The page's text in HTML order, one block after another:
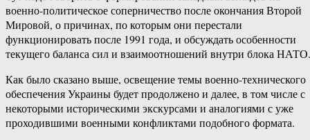
военно-политическое соперничество после окончания Второй
Мировой, о причинах, по которым они перестали
функционировать после 1991 года, и обсуждать особенности
текущего баланса сил и взаимоотношений внутри блока НАТО.
Как было сказано выше, освещение темы военно-технического
обеспечения Украины будет продолжено и далее, в том числе с
некоторыми историческими экскурсами и аналогиями с уже
проходившими военными конфликтами подобного формата.